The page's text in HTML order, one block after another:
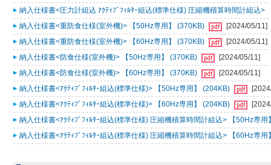
納入仕様書<圧力計組込 ｱｸﾃｨﾌﾞﾌｨﾙﾀｰ組込(標準仕様) 圧縮機積算時間計組込
納入仕様書<重防食仕様(室外機)> 【50Hz専用】 (370KB)
[2024/05/11]
納入仕様書<重防食仕様(室外機)> 【60Hz専用】 (370KB)
[2024/05/11]
納入仕様書<防食仕様(室外機)> 【50Hz専用】 (370KB)
[2024/05/11]
納入仕様書<防食仕様(室外機)> 【60Hz専用】 (370KB)
[2024/05/11]
納入仕様書<ｱｸﾃｨﾌﾞﾌｨﾙﾀｰ組込(標準仕様)> 【50Hz専用】 (204KB)
納入仕様書<ｱｸﾃｨﾌﾞﾌｨﾙﾀｰ組込(標準仕様)> 【60Hz専用】 (204KB)
納入仕様書<ｱｸﾃｨﾌﾞﾌｨﾙﾀｰ組込(標準仕様) 圧縮機積算時間計組込> 【50Hz専
納入仕様書<ｱｸﾃｨﾌﾞﾌｨﾙﾀｰ組込(標準仕様) 圧縮機積算時間計組込> 【60Hz専